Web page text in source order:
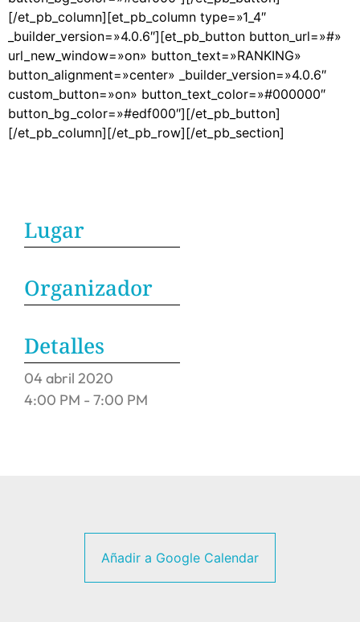
[/et_pb_column][et_pb_column type=»1_4″
_builder_version=»4.0.6″][et_pb_button button_url=»#»
url_new_window=»on» button_text=»RANKING»
button_alignment=»center» _builder_version=»4.0.6″
custom_button=»on» button_text_color=»#000000″
button_bg_color=»#edf000″][/et_pb_button]
[/et_pb_column][/et_pb_row][/et_pb_section]
Lugar
Organizador
Detalles
04 abril 2020
4:00 PM - 7:00 PM
Añadir a Google Calendar